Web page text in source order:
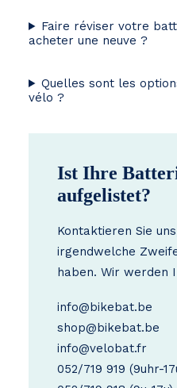
Faire réviser votre
acheter une neuve ?
Quelles sont les
vélo ?
Ist Ihre
aufgelistet?
Kontaktieren Sie
irgendwelche
haben. Wir werden
info@bikebat.be
shop@bikebat.be
info@velobat.fr
052/719 919 (9uhr-